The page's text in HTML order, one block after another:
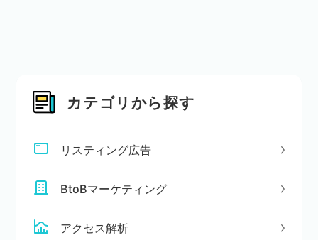
カテゴリから探す
リスティング広告
BtoBマーケティング
アクセス解析